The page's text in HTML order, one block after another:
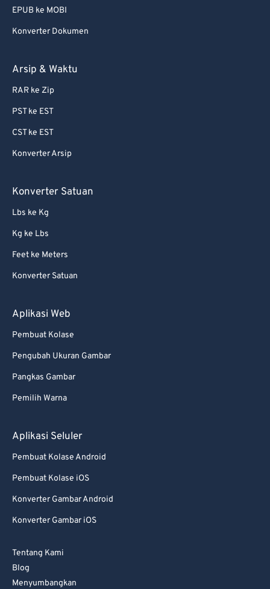
EPUB ke MOBI
Konverter Dokumen
Arsip & Waktu
RAR ke Zip
PST ke EST
CST ke EST
Konverter Arsip
Konverter Satuan
Lbs ke Kg
Kg ke Lbs
Feet ke Meters
Konverter Satuan
Aplikasi Web
Pembuat Kolase
Pengubah Ukuran Gambar
Pangkas Gambar
Pemilih Warna
Aplikasi Seluler
Pembuat Kolase Android
Pembuat Kolase iOS
Konverter Gambar Android
Konverter Gambar iOS
Tentang Kami
Blog
Menyumbangkan